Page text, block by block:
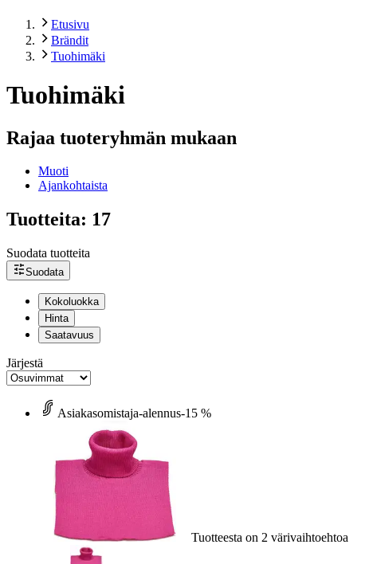
Etusivu
Brändit
Tuohimäki
Tuohimäki
Rajaa tuoteryhmän mukaan
Muoti
Ajankohtaista
Tuotteita: 17
Suodata tuotteita
Suodata
Kokoluokka
Hinta
Saatavuus
Järjestä
Asiakasomistaja-alennus-15 %
Tuotteesta on 2 värivaihtoehtoa